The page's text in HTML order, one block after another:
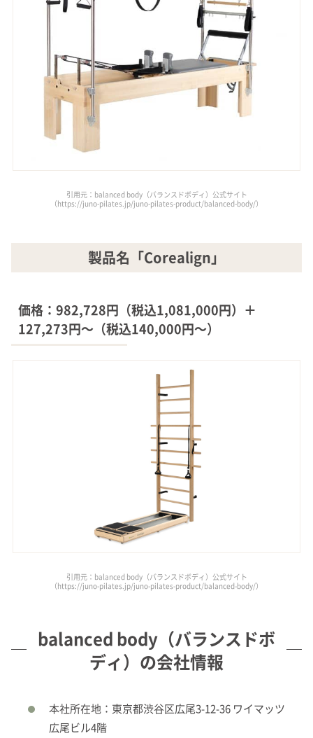
引用元：balanced body（バランスドボディ）公式サイト
（https://juno-pilates.jp/juno-pilates-product/balanced-body/）
製品名「Corealign」
価格：982,728円（税込1,081,000円）＋
127,273円～（税込140,000円～）
引用元：balanced body（バランスドボディ）公式サイト
（https://juno-pilates.jp/juno-pilates-product/balanced-body/）
balanced body（バランスドボ
ディ）の会社情報
本社所在地：東京都渋谷区広尾3-12-36 ワイマッツ
広尾ビル4階